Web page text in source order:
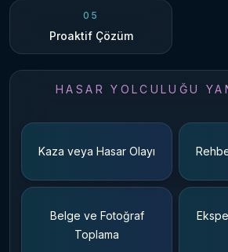
05
Proaktif Çözüm
HASAR YOLCULUĞU
Kaza veya Hasar Olayı
Belge ve Fotoğraf
Toplama